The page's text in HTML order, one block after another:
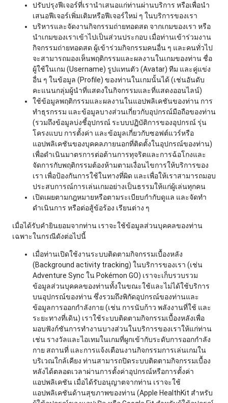
ปรับปรุงฟีเจอร์ที่เรานำเสนอแก่ท่านผ่านบริการ หรือเพื่อนำ
เสนอฟีเจอร์เพิ่มเติมหรือฟีเจอร์ใหม่ ๆ ในบริการของเรา
บริหารและจัดงานกิจกรรมถ่ายทอดสด จากเกมของเรา หรือ
นำเกมของเราเข้าไปเป็นส่วนประกอบ เมื่อท่านเข้าร่วมงาน
กิจกรรมถ่ายทอดสด ผู้เข้าร่วมกิจกรรมคนอื่น ๆ และคนทั่วไป
จะสามารถมองเห็นพฤติกรรมและผลงานในเกมของท่าน ชื่อ
ผู้ใช้ในเกม (Username) รูปแทนตัว (Avatar) ทีม และคู่แข่ง
อื่น ๆ ในข้อมูล (Profile) ของท่านในเกมนั้นได้ (เช่นอันดับ
คะแนนกลุ่มผู้นำที่แสดงในกิจกรรมและที่แสดงออนไลน์)
ใช้ข้อมูลพฤติกรรมและผลงานในแอปพลิเคชันของท่าน การ
ทำธุรกรรม และข้อมูลบางส่วนเกี่ยวกับอุปกรณ์มือถือของท่าน
(รวมถึงข้อมูลบ่งชี้อุปกรณ์ ระบบปฏิบัติการของอุปกรณ์ รุ่น
โครงแบบ การตั้งค่า และข้อมูลเกี่ยวกับซอฟต์แวร์หรือ
แอปพลิเคชันของบุคคลภายนอกที่ติดตั้งในอุปกรณ์ของท่าน)
เพื่อดำเนินมาตรการต่อต้านการทุจริตและการฉ้อโกงและ
จัดการกับพฤติกรรมต้องห้ามตามเงื่อนไขการให้บริการของ
เรา เพื่อป้องกันการใช้ในทางที่ผิด และเพื่อให้เราสามารถมอบ
ประสบการณ์การเล่นเกมอย่างเป็นธรรมให้แก่ผู้เล่นทุกคน
เปิดเผยตามกฎหมายหรือตามระเบียบกำกับดูแล และจัดทำ
ดำเนินการ หรือต่อสู้ข้อร้อง เรียนต่าง ๆ
เมื่อได้รับคำยินยอมจากท่าน เราจะใช้ข้อมูลส่วนบุคคลของท่าน
เฉพาะในกรณีดังต่อไปนี้
เมื่อท่านเปิดใช้งานระบบติดตามกิจกรรมเบื้องหลัง
(Background activity tracking) ในบริการของเรา (เช่น
Adventure Sync ใน Pokémon GO) เราจะเก็บรวบรวม
ข้อมูลส่วนบุคคลของท่านทั้งในขณะใช้และไม่ได้ใช้บริการ
บนอุปกรณ์ของท่าน ซึ่งรวมถึงพิกัดอุปกรณ์ของท่านและ
ข้อมูลการออกกำลังกาย (เช่น การนับก้าว พลังงานที่ใช้ และ
ระยะทางที่เดิน) เราใช้ระบบติดตามกิจกรรมเบื้องหลังเพื่อ
มอบฟังก์ชันการทำงานบางส่วนในบริการของเราให้แก่ท่าน
เช่น รางวัลและไอเทมในเกมที่ผูกเข้ากับระดับการออกกำลัง
กาย สถานที่ และการแจ้งเตือนงานกิจกรรมการเล่นเกมใน
บริเวณใกล้เคียง ท่านสามารถปิดระบบติดตามกิจกรรมเบื้อง
หลังได้ตลอดเวลาผ่านการตั้งค่าอุปกรณ์หรือการตั้งค่า
แอปพลิเคชัน เมื่อได้รับอนุญาตจากท่าน เราจะใช้
แอปพลิเคชันด้านสุขภาพของท่าน (Apple HealthKit สำหรับ